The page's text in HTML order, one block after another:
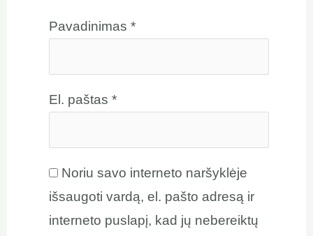
Pavadinimas *
El. paštas *
Noriu savo interneto naršyklėje
išsaugoti vardą, el. pašto adresą ir
interneto puslapį, kad jų nebereiktų